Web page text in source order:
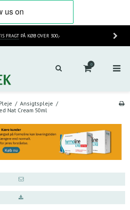
LEVERING 2-3 HVERDAGE
0
/ Ansigtspleje /
Nat Cream 50ml